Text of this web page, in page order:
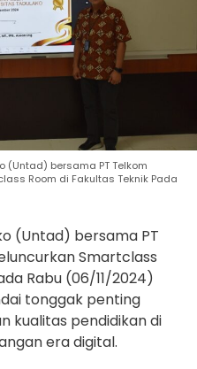
(Untad) bersama PT Telkom
Room di Fakultas Teknik Pada
(Untad) bersama PT
Smartclass
Rabu (06/11/2024)
tonggak penting
kualitas pendidikan di
era digital.